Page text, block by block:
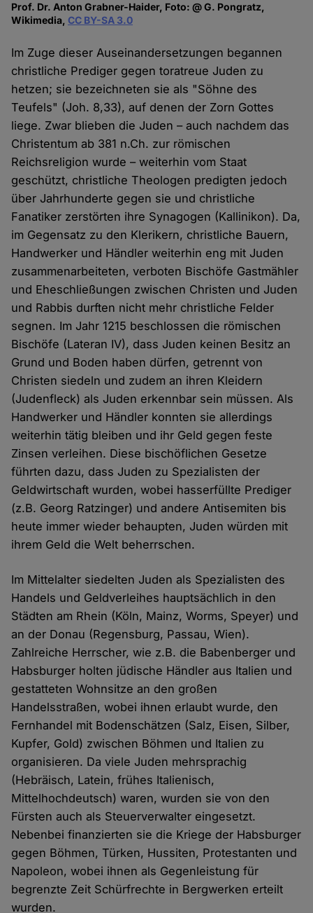
Prof. Dr. Anton Grabner-Haider, Foto: @ G. Pongratz,
Wikimedia,CC BY-SA 3.0
Im Zuge dieser Auseinandersetzungen begannen
christliche Prediger gegen toratreue Juden zu
hetzen; sie bezeichneten sie als "Söhne des
Teufels" (Joh. 8,33), auf denen der Zorn Gottes
liege. Zwar blieben die Juden – auch nachdem das
Christentum ab 381 n.Ch. zur römischen
Reichsreligion wurde – weiterhin vom Staat
geschützt, christliche Theologen predigten jedoch
über Jahrhunderte gegen sie und christliche
Fanatiker zerstörten ihre Synagogen (Kallinikon). Da,
im Gegensatz zu den Klerikern, christliche Bauern,
Handwerker und Händler weiterhin eng mit Juden
zusammenarbeiteten, verboten Bischöfe Gastmähler
und Eheschließungen zwischen Christen und Juden
und Rabbis durften nicht mehr christliche Felder
segnen. Im Jahr 1215 beschlossen die römischen
Bischöfe (Lateran IV), dass Juden keinen Besitz an
Grund und Boden haben dürfen, getrennt von
Christen siedeln und zudem an ihren Kleidern
(Judenfleck) als Juden erkennbar sein müssen. Als
Handwerker und Händler konnten sie allerdings
weiterhin tätig bleiben und ihr Geld gegen feste
Zinsen verleihen. Diese bischöflichen Gesetze
führten dazu, dass Juden zu Spezialisten der
Geldwirtschaft wurden, wobei hasserfüllte Prediger
(z.B. Georg Ratzinger) und andere Antisemiten bis
heute immer wieder behaupten, Juden würden mit
ihrem Geld die Welt beherrschen.
Im Mittelalter siedelten Juden als Spezialisten des
Handels und Geldverleihes hauptsächlich in den
Städten am Rhein (Köln, Mainz, Worms, Speyer) und
an der Donau (Regensburg, Passau, Wien).
Zahlreiche Herrscher, wie z.B. die Babenberger und
Habsburger holten jüdische Händler aus Italien und
gestatteten Wohnsitze an den großen
Handelsstraßen, wobei ihnen erlaubt wurde, den
Fernhandel mit Bodenschätzen (Salz, Eisen, Silber,
Kupfer, Gold) zwischen Böhmen und Italien zu
organisieren. Da viele Juden mehrsprachig
(Hebräisch, Latein, frühes Italienisch,
Mittelhochdeutsch) waren, wurden sie von den
Fürsten auch als Steuerverwalter eingesetzt.
Nebenbei finanzierten sie die Kriege der Habsburger
gegen Böhmen, Türken, Hussiten, Protestanten und
Napoleon, wobei ihnen als Gegenleistung für
begrenzte Zeit Schürfrechte in Bergwerken erteilt
wurden.